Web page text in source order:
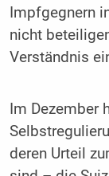
Impfgegnern
nicht
Verständnis
Im Dezember
deren Urteil